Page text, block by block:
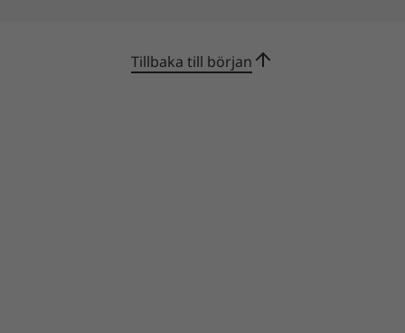
enhetens beräknade koldioxidutsläpp.
Tillbaka till början